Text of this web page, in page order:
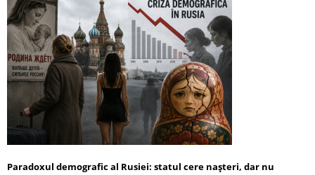
Paradoxul demografic al Rusiei: statul cere nașteri, dar nu